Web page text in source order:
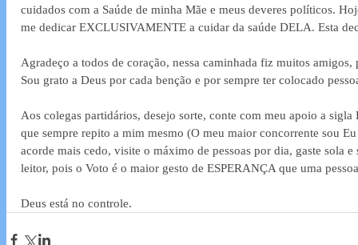
cuidados com a Saúde de minha Mãe e meus deveres políticos.
me dedicar EXCLUSIVAMENTE a cuidar da saúde DELA. Esta
Agradeço a todos de coração, nessa caminhada fiz muitos
Sou grato a Deus por cada benção e por sempre ter colocado
Aos colegas partidários, desejo sorte, conte com meu apoio a
que sempre repito a mim mesmo (O meu maior concorrente sou
acorde mais cedo, visite o máximo de pessoas por dia, gaste sola
leitor, pois o Voto é o maior gesto de ESPERANÇA que uma
Deus está no controle.